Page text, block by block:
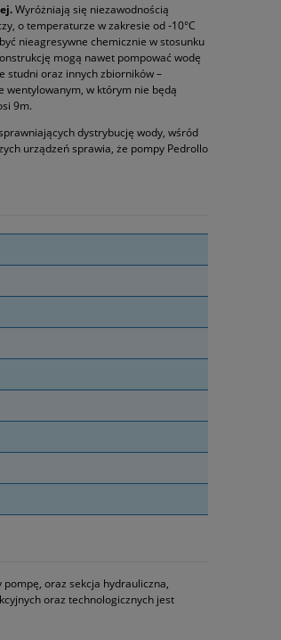
Wyróżniają się niezawodnością
o temperaturze w zakresie od ‑10°C
nieagresywne chemicznie w stosunku
mogą nawet pompować wodę
studni oraz innych zbiorników –
wentylowanym, w którym nie będą
9m.
dystrybucję wody, wśród
urządzeń sprawia, że pompy Pedrollo
oraz sekcja hydrauliczna,
oraz technologicznych jest